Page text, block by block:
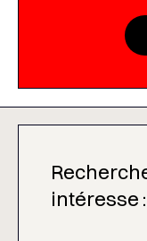
intéresse :